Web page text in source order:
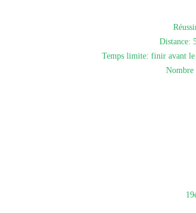
Distance:
Temps limite: finir avant le
Nombre